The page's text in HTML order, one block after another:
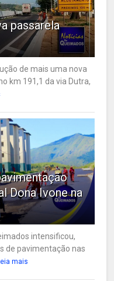
passarela
de mais uma nova
km 191,1 da via Dutra,
Dona Ivone na
intensificou,
de pavimentação nas
mais